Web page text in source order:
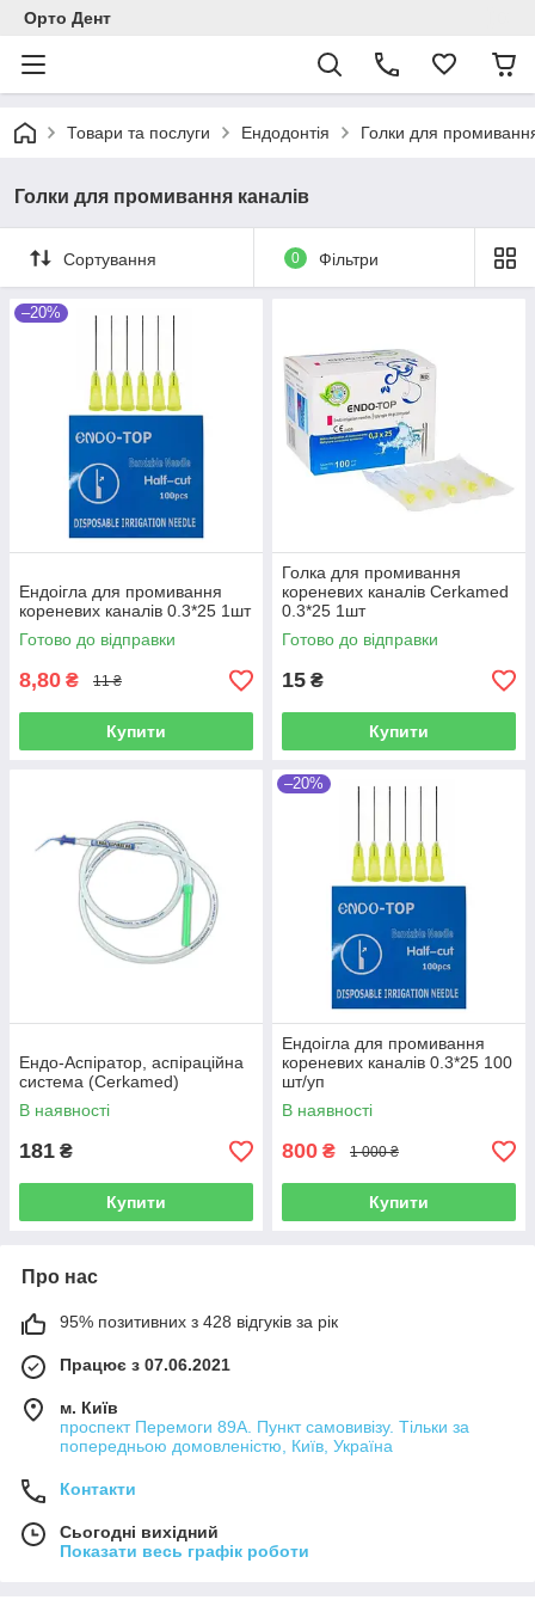
Орто Дент
Товари та послуги Ендодонтія Голки для
Голки для промивання каналів
Сортування 0 Фільтри
–20%
Ендоігла для промивання
кореневих каналів 0.3*25 1шт
Готово до відправки
8,80 ₴ 11 ₴
Купити
Голка для промивання
кореневих каналів Cerkamed
0.3*25 1шт
Готово до відправки
15 ₴
Купити
Ендо-Аспіратор, аспіраційна
система (Cerkamed)
В наявності
181 ₴
Купити
–20%
Ендоігла для промивання
кореневих каналів 0.3*25 100
шт/уп
В наявності
800 ₴ 1 000 ₴
Купити
Про нас
95% позитивних з 428 відгуків за рік
Працює з 07.06.2021
м. Київ
проспект Перемоги 89А. Пункт самовивізу. Тільки за
попередньою домовленістю, Київ, Україна
Контакти
Сьогодні вихідний
Показати весь графік роботи